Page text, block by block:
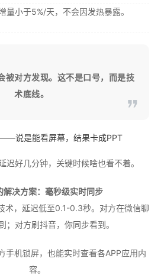
量小于5%/天，不会因发热暴露。
被对方发现。这不是口号，而是技
术底线。
说是能看屏幕，结果卡成PPT
迟好几分钟，关键时候啥也看不着。
决方案：毫秒级实时同步
术，延迟低至0.1-0.3秒。对方在微信聊
；对方刷抖音，你同步看到。
手机锁屏，也能实时查看各APP应用内
容。